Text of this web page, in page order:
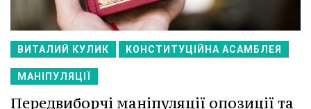
ВИТАЛИЙ КУЛИК КОНСТИТУЦІЙНА АСАМБЛЕЯ
МАНІПУЛЯЦІЇ
Передвиборчі маніпуляції опозиції та